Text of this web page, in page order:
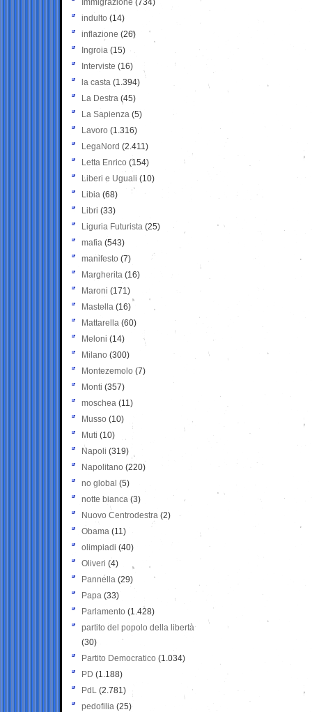
Immigrazione (734)
indulto (14)
inflazione (26)
Ingroia (15)
Interviste (16)
la casta (1.394)
La Destra (45)
La Sapienza (5)
Lavoro (1.316)
LegaNord (2.411)
Letta Enrico (154)
Liberi e Uguali (10)
Libia (68)
Libri (33)
Liguria Futurista (25)
mafia (543)
manifesto (7)
Margherita (16)
Maroni (171)
Mastella (16)
Mattarella (60)
Meloni (14)
Milano (300)
Montezemolo (7)
Monti (357)
moschea (11)
Musso (10)
Muti (10)
Napoli (319)
Napolitano (220)
no global (5)
notte bianca (3)
Nuovo Centrodestra (2)
Obama (11)
olimpiadi (40)
Oliveri (4)
Pannella (29)
Papa (33)
Parlamento (1.428)
partito del popolo della libertà
(30)
Partito Democratico (1.034)
PD (1.188)
PdL (2.781)
pedofilia (25)